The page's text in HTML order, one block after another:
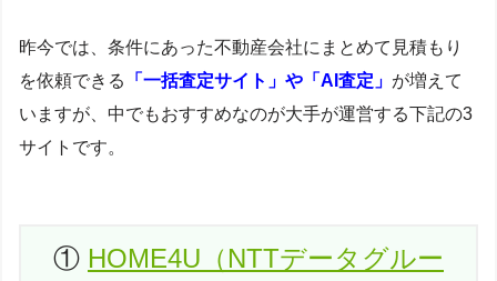
昨今では、条件にあった不動産会社にまとめて見積もり
を依頼できる
「一括査定サイト」や「AI査定」 が増えて
いますが、中でもおすすめなのが大手が運営する下記の3
サイトです。
① HOME4U（NTTデータグルー